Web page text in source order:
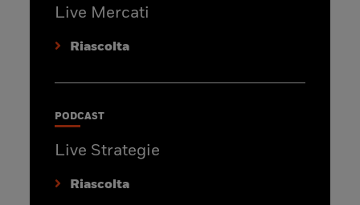
Live Mercati
Riascolta
PODCAST
Live Strategie
Riascolta